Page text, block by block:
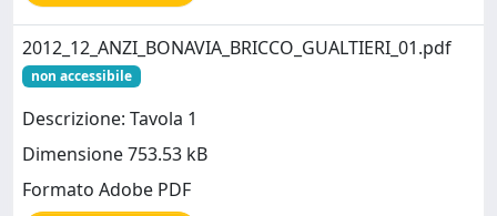
2012_12_ANZI_BONAVIA_BRICCO_GUALTIERI_01.pdf
non accessibile
Descrizione: Tavola 1
Dimensione 753.53 kB
Formato Adobe PDF